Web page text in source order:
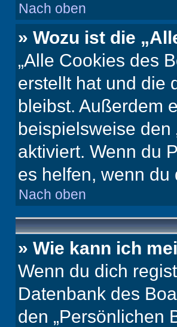
Nach oben
» Wozu ist die
„Alle Cookies des
erstellt hat und die
bleibst. Außerdem
beispielsweise den
aktiviert. Wenn du
es helfen, wenn
Nach oben
» Wie kann ich
Wenn du dich
Datenbank des
den „Persönlichen